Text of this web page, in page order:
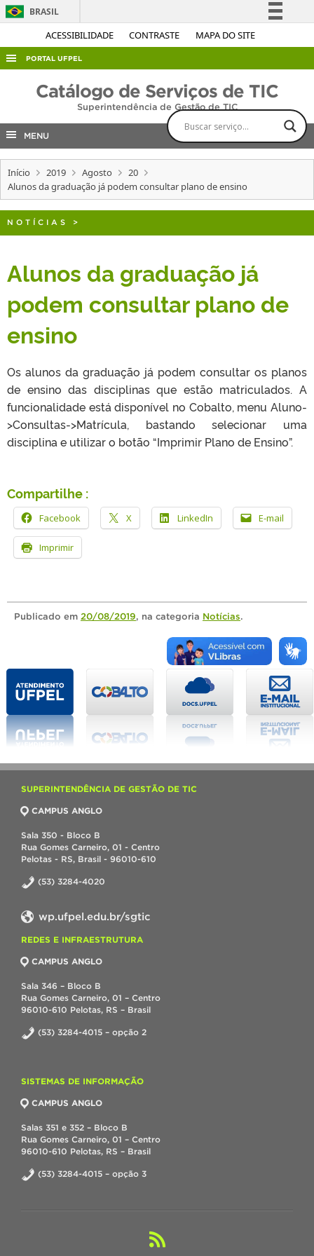
ACESSIBILIDADE CONTRASTE MAPA DO SITE
BRASIL
Simplifique!
Acesso à informação
Canais
PORTAL UFPEL
ACESSO À INFORMAÇÃO
EDITAIS
INTERNACIONAL
OUVIDORIA
TELEFONES
Catálogo de Serviços de TIC
Superintendência de Gestão de TIC
MENU
Início 2019 Agosto
20
Alunos da graduação já podem consultar plano de ensino
NOTÍCIAS >
Alunos da graduação já
podem consultar plano de
ensino
Os alunos da graduação já podem consultar os planos
de ensino das disciplinas que estão matriculados. A
funcionalidade está disponível no Cobalto, menu Aluno-
>Consultas->Matrícula, bastando selecionar uma
disciplina e utilizar o botão “Imprimir Plano de Ensino”.
Compartilhe :
Facebook X LinkedIn E-mail
Imprimir
Publicado em 20/08/2019, na categoria Notícias.
SUPERINTENDÊNCIA DE GESTÃO DE TIC
CAMPUS ANGLO
Sala 350 - Bloco B
Rua Gomes Carneiro, 01 - Centro
Pelotas - RS, Brasil - 96010-610
wp.ufpel.edu.br/sgtic
(53) 3284-4020
REDES E INFRAESTRUTURA
CAMPUS ANGLO
Sala 346 – Bloco B
Rua Gomes Carneiro, 01 – Centro
96010-610 Pelotas, RS – Brasil
(53) 3284-4015 – opção 2
SISTEMAS DE INFORMAÇÃO
CAMPUS ANGLO
Salas 351 e 352 – Bloco B
Rua Gomes Carneiro, 01 – Centro
96010-610 Pelotas, RS – Brasil
(53) 3284-4015 – opção 3